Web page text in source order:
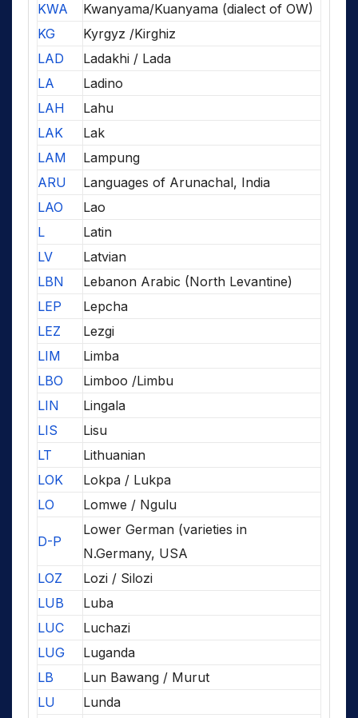
KWA
Kwanyama/Kuanyama (dialect of OW)
KG
Kyrgyz /Kirghiz
LAD
Ladakhi / Lada
LA
Ladino
LAH
Lahu
LAK
Lak
LAM
Lampung
ARU
Languages of Arunachal, India
LAO
Lao
L
Latin
LV
Latvian
LBN
Lebanon Arabic (North Levantine)
LEP
Lepcha
LEZ
Lezgi
LIM
Limba
LBO
Limboo /Limbu
LIN
Lingala
LIS
Lisu
LT
Lithuanian
LOK
Lokpa / Lukpa
LO
Lomwe / Ngulu
D-P
Lower German (varieties in
N.Germany, USA
LOZ
Lozi / Silozi
LUB
Luba
LUC
Luchazi
LUG
Luganda
LB
Lun Bawang / Murut
LU
Lunda